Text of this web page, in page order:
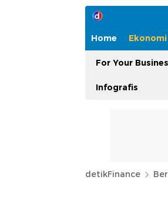
Home
For Your
Infografis
detikFinance